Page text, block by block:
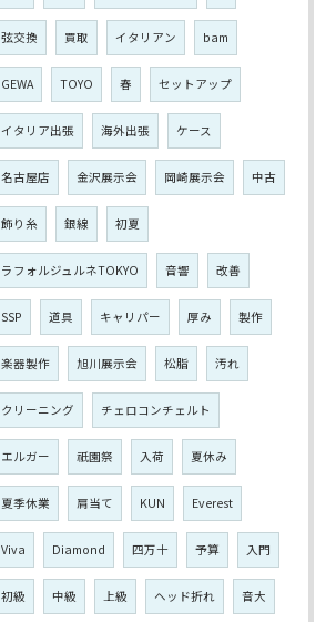
弦交換 買取 イタリアン bam
GEWA TOYO 春 セットアップ
イタリア出張 海外出張 ケース
名古屋店 金沢展示会 岡崎展示会 中古
飾り糸 銀線 初夏
ラフォルジュルネTOKYO 音響 改善
SSP 道具 キャリパー 厚み 製作
楽器製作 旭川展示会 松脂 汚れ
クリーニング チェロコンチェルト
エルガー 祇園祭 入荷 夏休み
夏季休業 肩当て KUN Everest
Viva Diamond 四万十 予算 入門
初級 中級 上級 ヘッド折れ 音大